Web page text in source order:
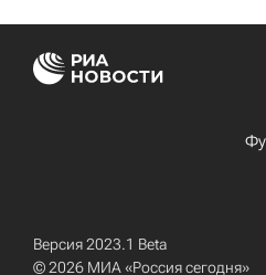
Версия 2023.1 Beta
© 2026 МИА «Россия сегодня»